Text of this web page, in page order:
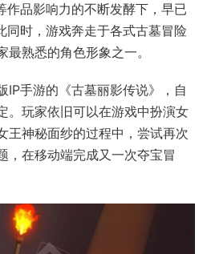
作品影响力的不断发酵下，早已
同时，游戏奔走于各式古墓冒险
熟悉的角色形象之一。
IP手游的《古墓丽影传说》，自
。玩家依旧可以在游戏中扮演女
王神秘面纱的过程中，尝试再次
，在移动端完成又一次夺宝冒